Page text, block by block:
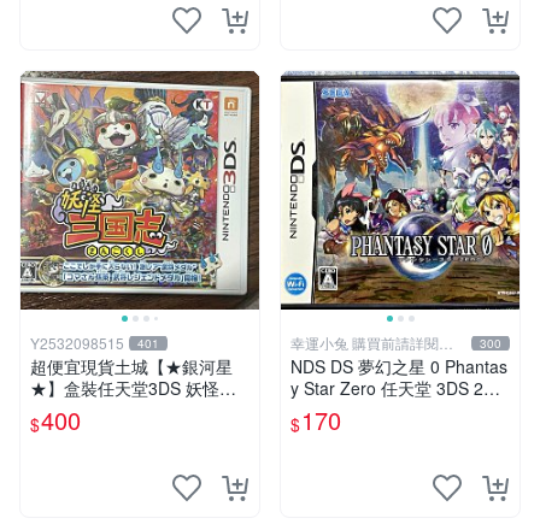
Y2532098515 401
超便宜現貨土城【★銀河星
★】盒裝任天堂3DS 妖怪三
國志 妖怪手錶 妖怪手表.日文
版日機專用3DS~
$400
幸運小兔 購買前請詳閱賣
場公告
300
NDS DS 夢幻之星 0 Phantas
y Star Zero 任天堂 3DS 2DS
主機適用 J6
$170